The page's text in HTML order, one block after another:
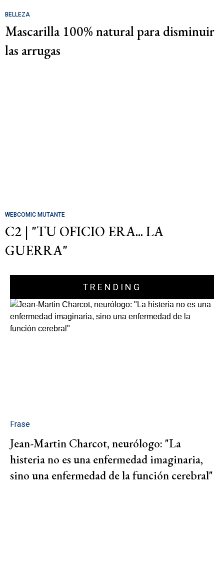
BELLEZA
Mascarilla 100% natural para disminuir
las arrugas
WEBCOMIC MUTANTE
C2 | "TU OFICIO ERA... LA
GUERRA"
TRENDING
Frase
Jean-Martin Charcot, neurólogo: "La
histeria no es una enfermedad imaginaria,
sino una enfermedad de la función cerebral"